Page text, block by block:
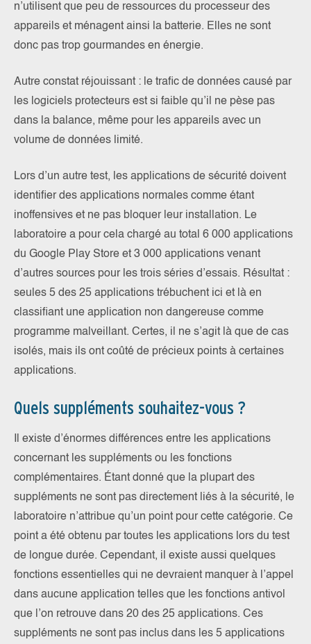
n’utilisent que peu de ressources du processeur des
appareils et ménagent ainsi la batterie. Elles ne sont
donc pas trop gourmandes en énergie.
Autre constat réjouissant : le trafic de données causé par
les logiciels protecteurs est si faible qu’il ne pèse pas
dans la balance, même pour les appareils avec un
volume de données limité.
Lors d’un autre test, les applications de sécurité doivent
identifier des applications normales comme étant
inoffensives et ne pas bloquer leur installation. Le
laboratoire a pour cela chargé au total 6 000 applications
du Google Play Store et 3 000 applications venant
d’autres sources pour les trois séries d’essais. Résultat :
seules 5 des 25 applications trébuchent ici et là en
classifiant une application non dangereuse comme
programme malveillant. Certes, il ne s’agit là que de cas
isolés, mais ils ont coûté de précieux points à certaines
applications.
Quels suppléments souhaitez-vous ?
Il existe d’énormes différences entre les applications
concernant les suppléments ou les fonctions
complémentaires. Étant donné que la plupart des
suppléments ne sont pas directement liés à la sécurité, le
laboratoire n’attribue qu’un point pour cette catégorie. Ce
point a été obtenu par toutes les applications lors du test
de longue durée. Cependant, il existe aussi quelques
fonctions essentielles qui ne devraient manquer à l’appel
dans aucune application telles que les fonctions antivol
que l’on retrouve dans 20 des 25 applications. Ces
suppléments ne sont pas inclus dans les 5 applications